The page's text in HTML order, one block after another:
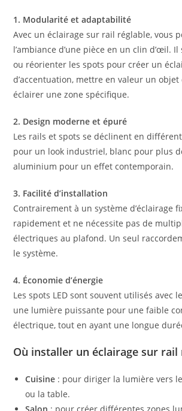
1. Modularité et adaptabilité
Avec un éclairage sur rail réglable, vous
l’ambiance d’une pièce en un clin d’œil.
ou réorienter les spots pour créer un
d’accentuation, mettre en valeur un
éclairer une zone spécifique.
2. Design moderne et épuré
Les rails et spots se déclinent en
pour un look industriel, blanc pour plus
aluminium pour un effet contemporain.
3. Facilité d’installation
Contrairement à un système d’éclairage
rapidement et ne nécessite pas de
électriques au plafond. Un seul
le système.
4. Économie d’énergie
Les spots LED sont souvent utilisés avec
une lumière puissante pour une faible
électrique, tout en ayant une longue
Où installer un éclairage sur rail
Cuisine : pour diriger la lumière vers
ou la table.